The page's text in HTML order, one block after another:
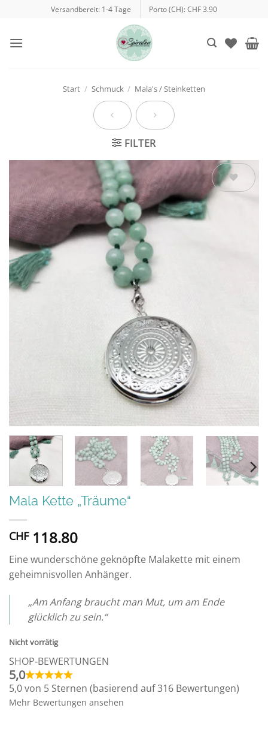
springen
Versandbereit: 1-4 Tage Porto (CH): CHF 3.90
Start / Schmuck / Mala's / Steinketten
FILTER
Auf die
Wunschliste
Mala Kette „Träume“
CHF118.80
Eine wunderschöne geknöpfte Malakette mit einem
geheimnisvollen Anhänger.
„Am Anfang braucht man Mut, um am Ende
glücklich zu sein.“
Nicht vorrätig
SHOP-BEWERTUNGEN
5,0
5,0 von 5 Sternen (basierend auf 316 Bewertungen)
Mehr Bewertungen ansehen